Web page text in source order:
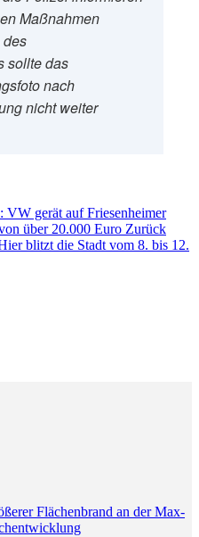
Maßnahmen
des
sollte das
nach
nicht weiter
gerät auf Friesenheimer
über 20.000 Euro Zurück
blitzt die Stadt vom 8. bis 12.
Flächenbrand an der Max-